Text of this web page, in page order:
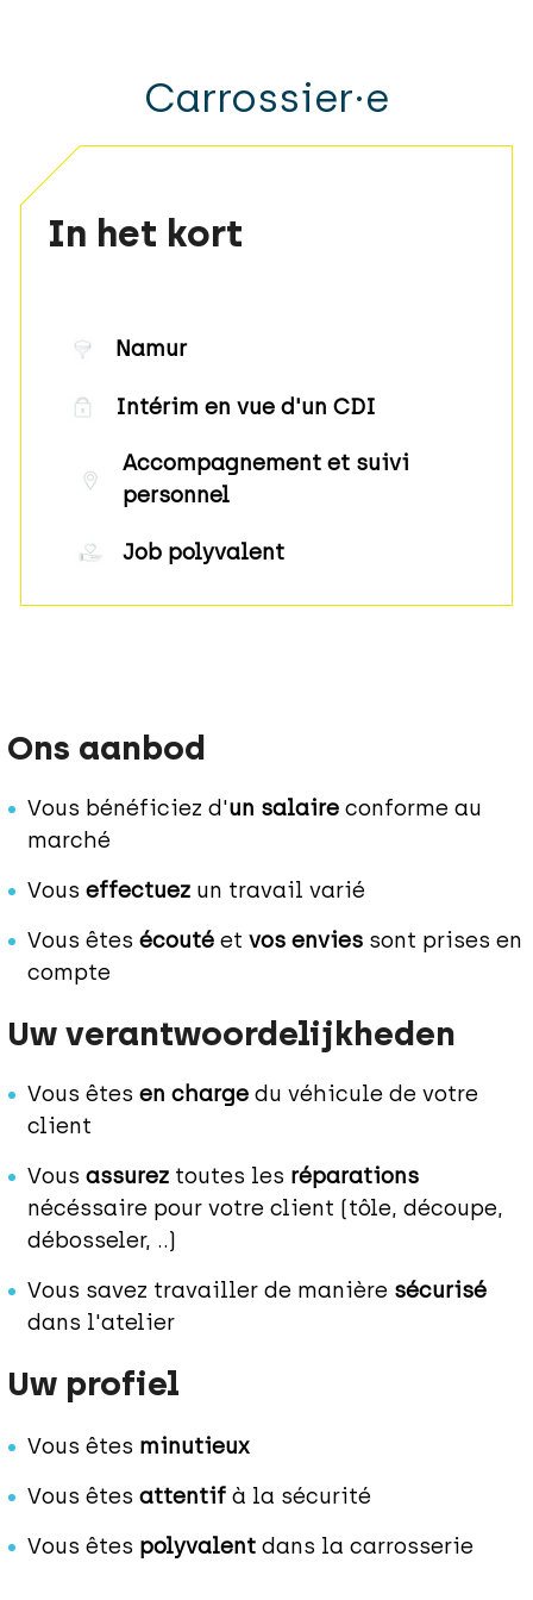
Carrossier·e
In het kort
Namur
Intérim en vue d'un CDI
Accompagnement et suivi
personnel
Job polyvalent
Ons aanbod
Vous bénéficiez d'un salaire conforme au
marché
Vouseffectuez un travail varié
Vous êtesécouté etvos envies sont prises en
compte
Uw verantwoordelijkheden
Vous êtesen charge du véhicule de votre
client
Vousassurez toutes les réparations
nécéssaire pour votre client (tôle, découpe,
débosseler, ..)
Vous savez travailler de manière sécurisé
dans l'atelier
Uw profiel
Vous êtes minutieux
Vous êtesattentif à la sécurité
Vous êtes polyvalent dans la carrosserie